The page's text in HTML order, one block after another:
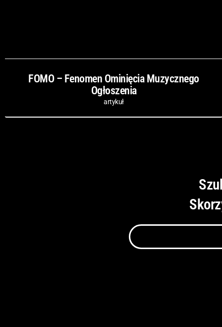
FOMO – Fenomen Ominięcia Muzycznego
Ogłoszenia
artykuł
Szukaj